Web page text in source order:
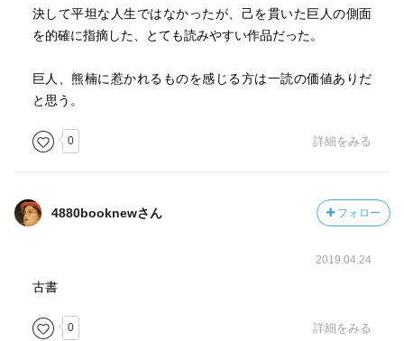
決して平坦な人生ではなかったが、己を貫いた巨人の側面
を的確に指摘した、とても読みやすい作品だった。
巨人、熊楠に惹かれるものを感じる方は一読の価値ありだ
と思う。
0 詳細をみる
4880booknewさん フォロー
2019.04.24
古書
0 詳細をみる